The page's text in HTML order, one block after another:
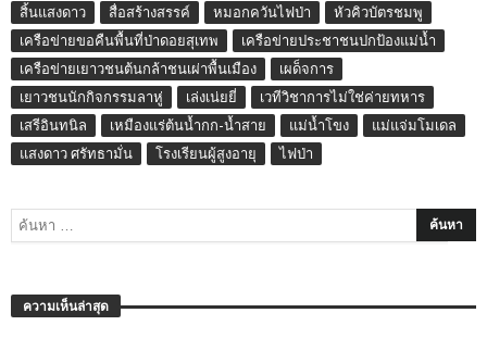
สิ้นแสงดาว
สื่อสร้างสรรค์ หมอกควันไฟป่า
หัวคิวบัตรชมพู
เครือข่ายขอคืนพื้นที่ป่าดอยสุเทพ
เครือข่ายประชาชนปกป้องแม่น้ำ
เครือข่ายเยาวชนต้นกล้าชนเผ่าพื้นเมือง
เผด็จการ
เยาวชนนักกิจกรรมลาหู่
เล่งเน่ยยี่
เวทีวิชาการไม่ใช่ค่ายทหาร
เสรีอินทนิล
เหมืองแร่ต้นน้ำกก-น้ำสาย แม่น้ำโขง
แม่แจ่มโมเดล
แสงดาว ศรัทธามั่น
โรงเรียนผู้สูงอายุ ไฟป่า
ความเห็นล่าสุด